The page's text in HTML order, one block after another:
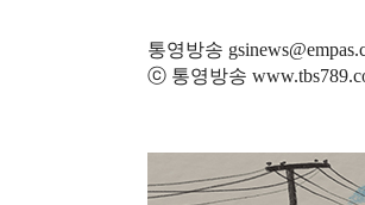
통영방송
ⓒ 통영방송